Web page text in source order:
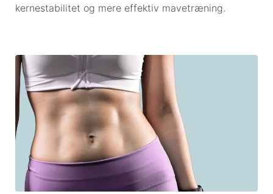
kernestabilitet og mere effektiv mavetræning.